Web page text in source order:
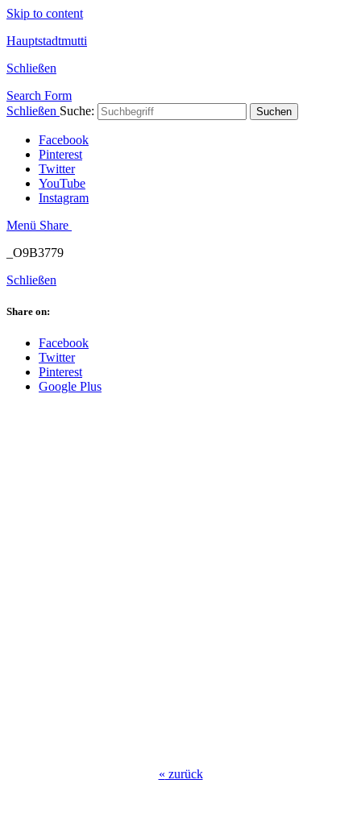
Skip to content
Hauptstadtmutti
Schließen
Search Form
Schließen Suche: Suchen
Facebook
Pinterest
Twitter
YouTube
Instagram
Menü Share
_O9B3779
Schließen
Share on:
Facebook
Twitter
Pinterest
Google Plus
« zurück